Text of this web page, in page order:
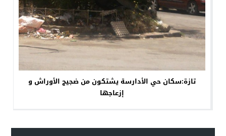
تازة:سكان حي الأدارسة يشتكون من ضجيج الأوراش و
إزعاجها